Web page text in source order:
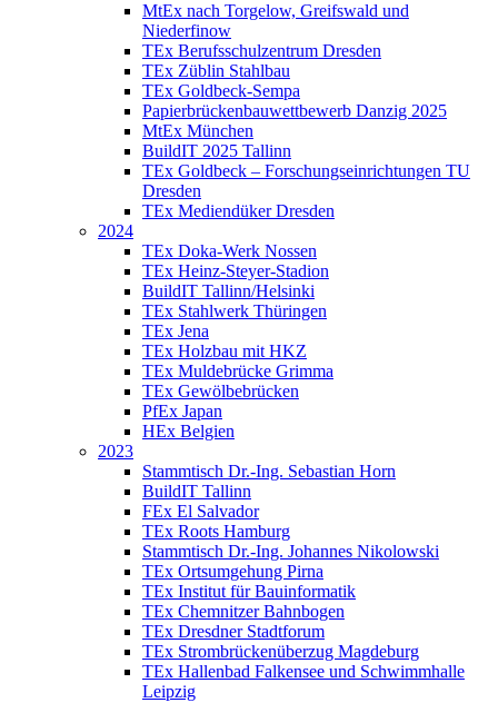
MtEx nach Torgelow, Greifswald und
Niederfinow
TEx Berufsschulzentrum Dresden
TEx Züblin Stahlbau
TEx Goldbeck-Sempa
Papierbrückenbauwettbewerb Danzig 2025
MtEx München
BuildIT 2025 Tallinn
TEx Goldbeck – Forschungseinrichtungen TU
Dresden
TEx Mediendüker Dresden
2024
TEx Doka-Werk Nossen
TEx Heinz-Steyer-Stadion
BuildIT Tallinn/Helsinki
TEx Stahlwerk Thüringen
TEx Jena
TEx Holzbau mit HKZ
TEx Muldebrücke Grimma
TEx Gewölbebrücken
PfEx Japan
HEx Belgien
2023
Stammtisch Dr.-Ing. Sebastian Horn
BuildIT Tallinn
FEx El Salvador
TEx Roots Hamburg
Stammtisch Dr.-Ing. Johannes Nikolowski
TEx Ortsumgehung Pirna
TEx Institut für Bauinformatik
TEx Chemnitzer Bahnbogen
TEx Dresdner Stadtforum
TEx Strombrückenüberzug Magdeburg
TEx Hallenbad Falkensee und Schwimmhalle
Leipzig